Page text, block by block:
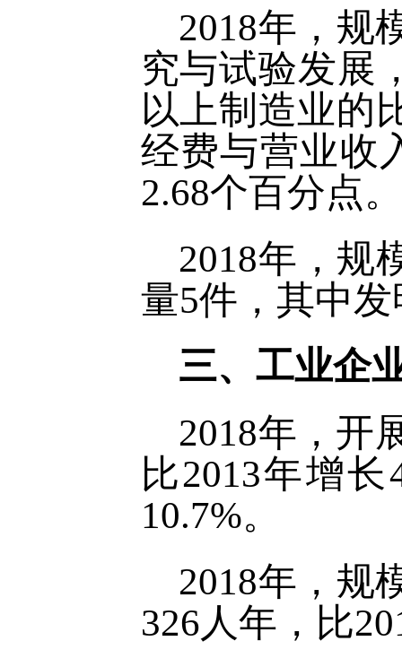
2018年，规
究与试验发展
以上制造业的
经费与营业收
2.68个百分点。
2018年，规
量5件，其中
三、工业企
2018年，开
比2013年增
10.7%。
2018年，规
326人年，比